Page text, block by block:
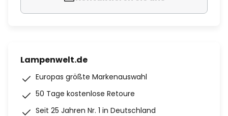
Lampenwelt.de
Europas größte Markenauswahl
50 Tage kostenlose Retoure
Seit 25 Jahren Nr. 1 in Deutschland